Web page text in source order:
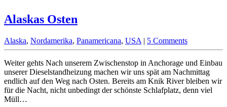
Alaskas Osten
Alaska, Nordamerika, Panamericana, USA | 5 Comments
Weiter gehts Nach unserem Zwischenstop in Anchorage und Einbau
unserer Dieselstandheizung machen wir uns spät am Nachmittag
endlich auf den Weg nach Osten. Bereits am Knik River bleiben wir
für die Nacht, nicht unbedingt der schönste Schlafplatz, denn viel
Müll…